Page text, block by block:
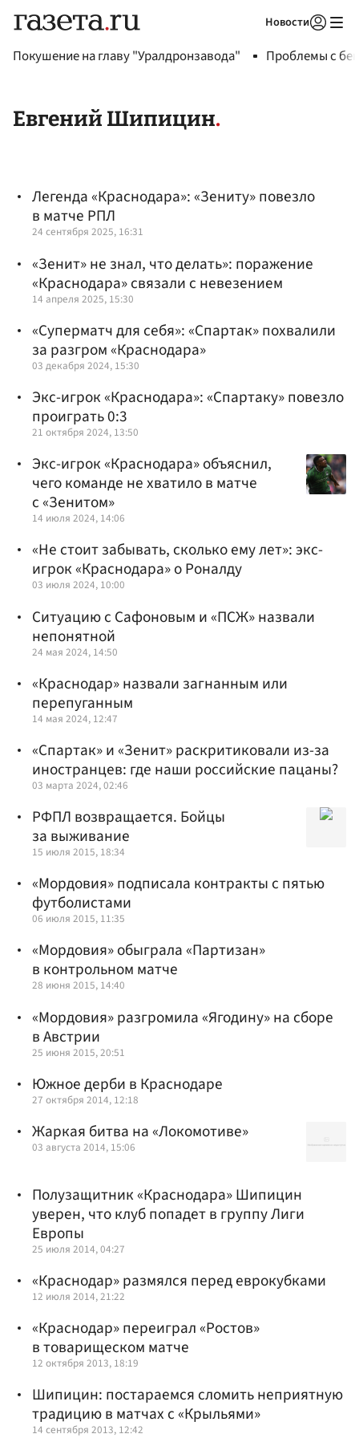
Новости
Покушение на главу "Уралдронзавода" Проблемы с
Евгений Шипицин
Легенда «Краснодара»: «Зениту» повезло
в матче РПЛ
24 сентября 2025, 16:31
«Зенит» не знал, что делать»: поражение
«Краснодара» связали с невезением
14 апреля 2025, 15:30
«Суперматч для себя»: «Спартак» похвалили
за разгром «Краснодара»
03 декабря 2024, 15:30
Экс-игрок «Краснодара»: «Спартаку» повезло
проиграть 0:3
21 октября 2024, 13:50
Экс-игрок «Краснодара» объяснил,
чего команде не хватило в матче
с «Зенитом»
14 июля 2024, 14:06
«Не стоит забывать, сколько ему лет»: экс-
игрок «Краснодара» о Роналду
03 июля 2024, 10:00
Ситуацию с Сафоновым и «ПСЖ» назвали
непонятной
24 мая 2024, 14:50
«Краснодар» назвали загнанным или
перепуганным
14 мая 2024, 12:47
«Спартак» и «Зенит» раскритиковали из-за
иностранцев: где наши российские пацаны?
03 марта 2024, 02:46
РФПЛ возвращается. Бойцы
за выживание
15 июля 2015, 18:34
«Мордовия» подписала контракты с пятью
футболистами
06 июля 2015, 11:35
«Мордовия» обыграла «Партизан»
в контрольном матче
28 июня 2015, 14:40
«Мордовия» разгромила «Ягодину» на сборе
в Австрии
25 июня 2015, 20:51
Южное дерби в Краснодаре
27 октября 2014, 12:18
Жаркая битва на «Локомотиве»
03 августа 2014, 15:06
Полузащитник «Краснодара» Шипицин
уверен, что клуб попадет в группу Лиги
Европы
25 июля 2014, 04:27
«Краснодар» размялся перед еврокубками
12 июля 2014, 21:22
«Краснодар» переиграл «Ростов»
в товарищеском матче
12 октября 2013, 18:19
Шипицин: постараемся сломить неприятную
традицию в матчах с «Крыльями»
14 сентября 2013, 12:42